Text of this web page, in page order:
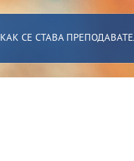
КАК СЕ СТАВА